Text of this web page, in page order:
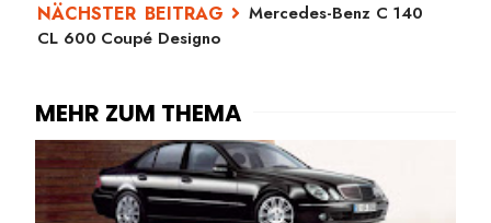
Mercedes-Benz C 140
CL 600 Coupé Designo